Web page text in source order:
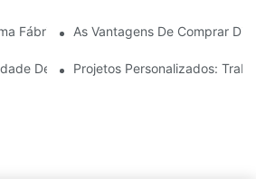
Fábrica De Cadeiras De Descanso
As Vantagens De Comprar
De Uma Fábrica De Cadeiras De
Projetos Personalizados: